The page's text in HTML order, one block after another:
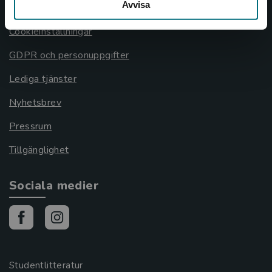
Avvisa
Cookieinställningar
GDPR och personuppgifter
Lediga tjänster
Nyhetsbrev
Pressrum
Tillgänglighet
Sociala medier
Studentlitteratur